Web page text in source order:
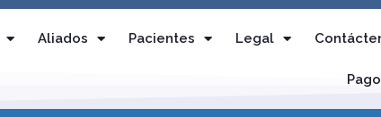
Aliados Pacientes Legal